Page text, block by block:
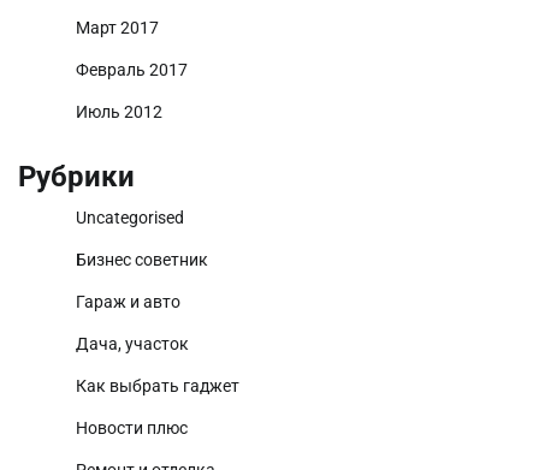
Март 2017
Февраль 2017
Июль 2012
Рубрики
Uncategorised
Бизнес советник
Гараж и авто
Дача, участок
Как выбрать гаджет
Новости плюс